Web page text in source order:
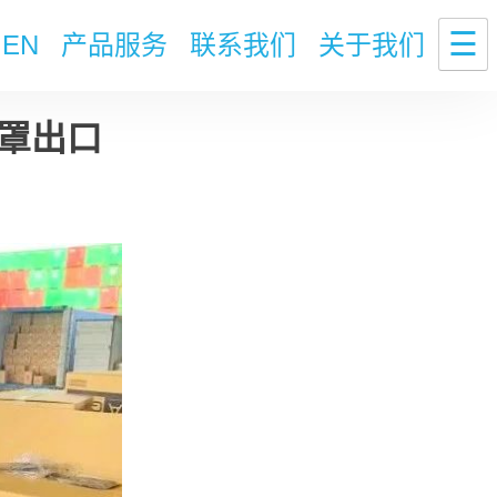
EN 产品服务 联系我们 关于我们 ☰
出口